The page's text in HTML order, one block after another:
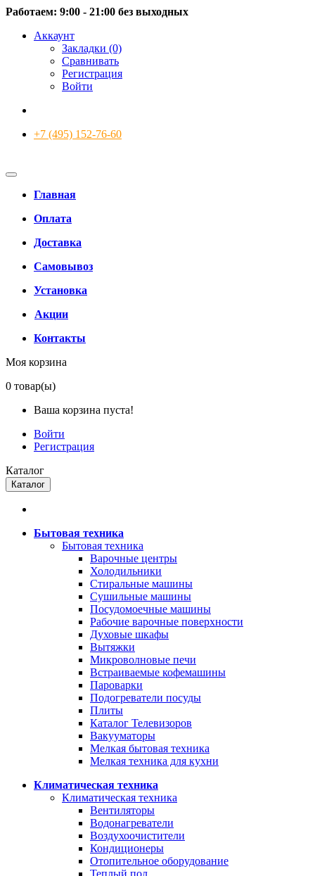
Работаем: 9:00 - 21:00 без выходных
Аккаунт
Закладки (0)
Сравнивать
Регистрация
Войти
+7 (495) 152-76-60
Главная
Оплата
Доставка
Самовывоз
Установка
Акции
Контакты
Моя корзина
0 товар(ы)
Ваша корзина пуста!
Войти
Регистрация
Каталог
Каталог
Бытовая техника
Бытовая техника
Варочные центры
Холодильники
Стиральные машины
Сушильные машины
Посудомоечные машины
Рабочие варочные поверхности
Духовые шкафы
Вытяжки
Микроволновые печи
Встраиваемые кофемашины
Пароварки
Подогреватели посуды
Плиты
Каталог Телевизоров
Вакууматоры
Мелкая бытовая техника
Мелкая техника для кухни
Климатическая техника
Климатическая техника
Вентиляторы
Водонагреватели
Воздухоочистители
Кондиционеры
Отопительное оборудование
Теплый пол